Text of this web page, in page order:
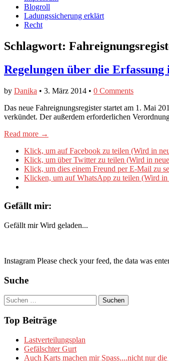
Blogroll
Ladungssicherung erklärt
Recht
Schlagwort:
Regelungen über die
by Danika • 3. März 2014 • 0 Comments
Das neue Fahreignungsregister startet am 1. Mai
verkündet. Der außerdem erforderlichen
Read more →
Klick, um auf Facebook zu teilen (Wird in
Klick, um über Twitter zu teilen (Wird in
Klick, um dies einem Freund per E-Mail zu
Klicken, um auf WhatsApp zu teilen (Wird in
Gefällt mir:
Gefällt mir Wird geladen...
Instagram Please check your feed, the data was
Suche
Suchen
nach:
Top Beiträge
Lastverteilungsplan
Gefälschter Gurt
Auch Karts machen mir Spass....nicht nur die